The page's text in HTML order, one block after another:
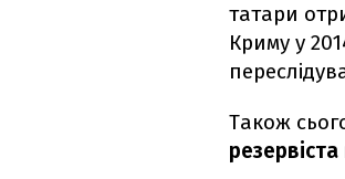
татари
Криму у
Також
резервіста